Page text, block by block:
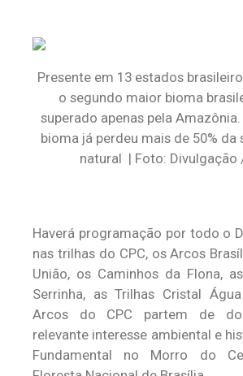
Presente em 13 estados
o segundo maior bioma
superado apenas pela
bioma já perdeu mais de 50% da
natural | Foto: Divulgação
Haverá programação por todo o
nas trilhas do CPC, os Arcos
União, os Caminhos da Flona,
Serrinha, as Trilhas Cristal
Arcos do CPC partem de
relevante interesse ambiental e
Fundamental no Morro do